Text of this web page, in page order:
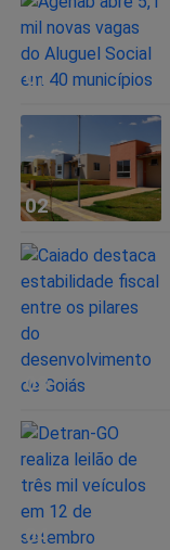
01
02
03
04